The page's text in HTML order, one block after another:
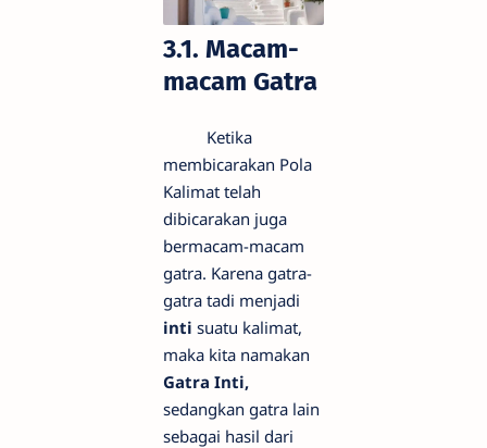
3.1. Macam-
macam Gatra
Ketika
membicarakan Pola
Kalimat telah
dibicarakan juga
bermacam-macam
gatra. Karena gatra-
gatra tadi menjadi
inti suatu kalimat,
maka kita namakan
Gatra Inti,
sedangkan gatra lain
sebagai hasil dari